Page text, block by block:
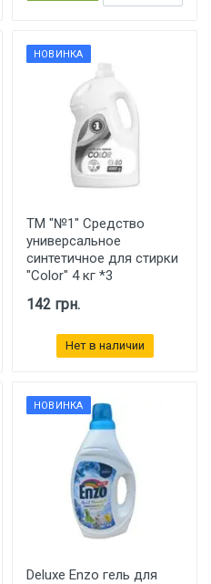
корзину
НОВИНКА
ТМ "№1" Средство
универсальное
синтетичное для стирки
"Color" 4 кг *3
142 грн.
Нет в наличии
НОВИНКА
Deluxe Enzo гель для